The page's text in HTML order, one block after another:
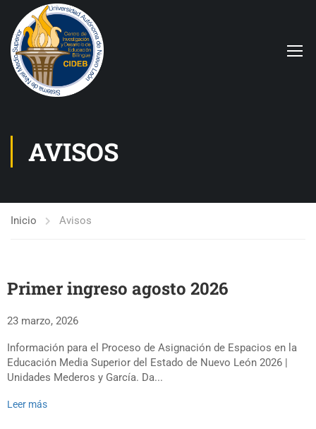
AVISOS
Inicio Avisos
Primer ingreso agosto 2026
23 marzo, 2026
Información para el Proceso de Asignación de Espacios en la
Educación Media Superior del Estado de Nuevo León 2026 |
Unidades Mederos y García. Da...
Leer más